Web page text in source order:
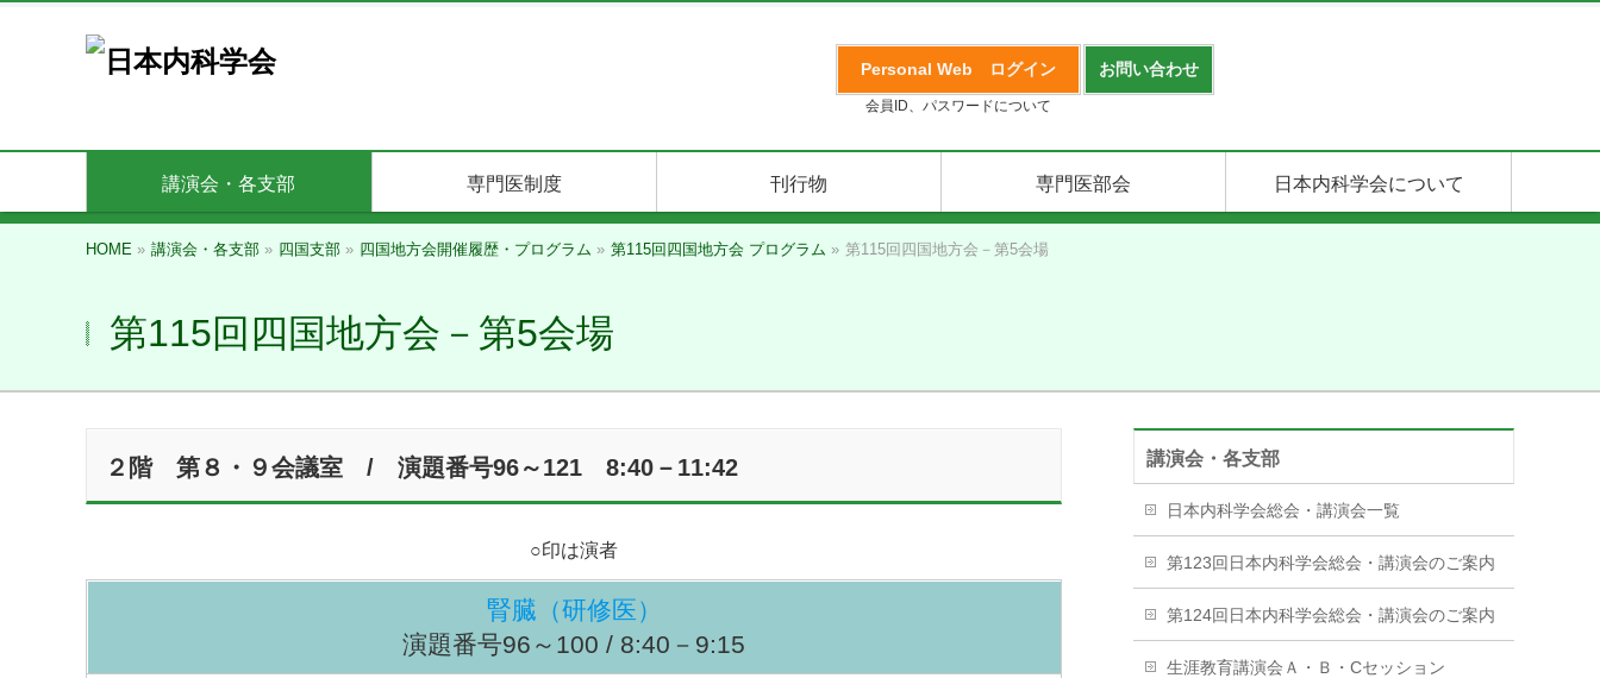
お問い合わせ
Personal Web ログイン
会員ID、パスワードについて
講演会・各支部 専門医制度 刊行物 専門医部会 日本内科学会について
HOME » 講演会・各支部 » 四国支部 » 四国地方会開催履歴・プログラム » 第115回四国地方会 プログラム » 第115回四国地方会－第5会場
第115回四国地方会－第5会場
２階 第８・９会議室 / 演題番号96～121 8:40－11:42
○印は演者
腎臓（研修医）
演題番号96～100 / 8:40－9:15
講演会・各支部
日本内科学会総会・講演会一覧
第123回日本内科学会総会・講演会のご案内
第124回日本内科学会総会・講演会のご案内
生涯教育講演会Ａ・Ｂ・Cセッション